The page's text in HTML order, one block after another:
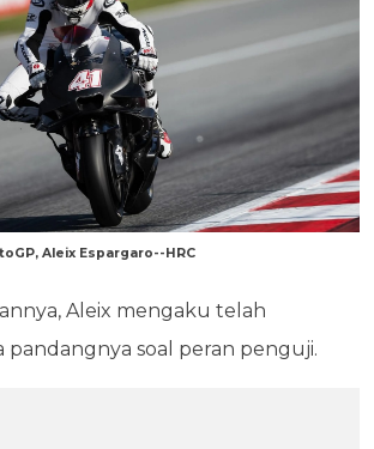
Aleix Espargaro--HRC
Aleix mengaku telah
pandangnya soal peran penguji.